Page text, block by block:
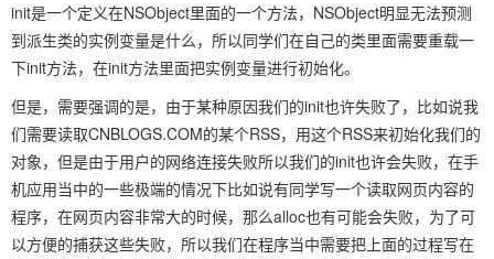
init是一个定义在NSObject里面的一个方法，NSObject明显无法预测
到派生类的实例变量是什么，所以同学们在自己的类里面需要重载一
下init方法，在init方法里面把实例变量进行初始化。
但是，需要强调的是，由于某种原因我们的init也许失败了，比如说我
们需要读取CNBLOGS.COM的某个RSS，用这个RSS来初始化我们的
对象，但是由于用户的网络连接失败所以我们的init也许会失败，在手
机应用当中的一些极端的情况下比如说有同学写一个读取网页内容的
程序，在网页内容非常大的时候，那么alloc也有可能会失败，为了可
以方便的捕获这些失败，所以我们在程序当中需要把上面的过程写在